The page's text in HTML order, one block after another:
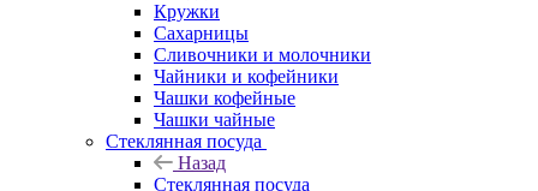
Кружки
Сахарницы
Сливочники и молочники
Чайники и кофейники
Чашки кофейные
Чашки чайные
Стеклянная посуда
Назад
Стеклянная посуда